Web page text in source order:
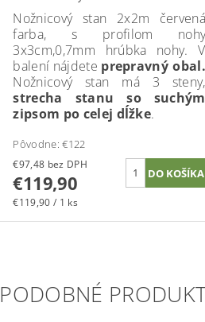
Nožnicový stan 2x2m červená
farba, s profilom
3x3cm,0,7mm hrúbka nohy. V
balení nájdete prepravný obal.
Nožnicový stan má 3 steny,
strecha stanu so suchým
zipsom po celej dĺžke.
Pôvodne:€122
€97,48 bez DPH
€119,90
€119,90 / 1 ks
PODOBNÉ